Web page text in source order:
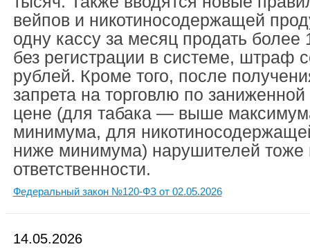
вейпов и никотиносодержащей
одну кассу за месяц продать более
без регистрации в системе, штраф
рублей. Кроме того, после
запрета на торговлю по
цене (для табака — выше
минимума, для
ниже минимума) нарушителей тоже
ответственности.
Федеральный закон №120-ФЗ от 02.05.2026
14.05.2026